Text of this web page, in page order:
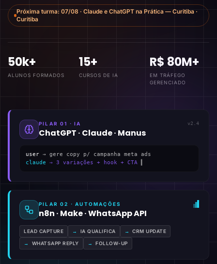
Próxima turma:07/08 ·Claude e ChatGPT na Prática — Curitiba ·
Curitiba
50k+
ALUNOS FORMADOS
15+
CURSOS DE IA
R$ 80M+
EM TRÁFEGO
GERENCIADO
PILAR 01 · IA
ChatGPT · Claude · Manus
v2.4
user → gere copy p/ campanha meta ads
claude → 3 variações + hook + CTA
PILAR 02 · AUTOMAÇÕES
n8n · Make · WhatsApp API
LEAD CAPTURE → IA QUALIFICA → CRM UPDATE
→ WHATSAPP REPLY → FOLLOW-UP